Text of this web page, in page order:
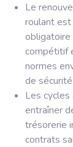
Le
roulant
compétitif
normes
de
Les cycles
entraîner
trésorerie
contrats